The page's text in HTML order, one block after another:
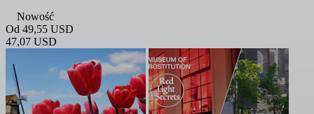
Nowość
Od 49,55 USD
47,07 USD